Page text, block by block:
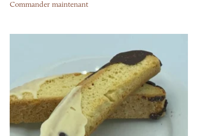
Commander maintenant